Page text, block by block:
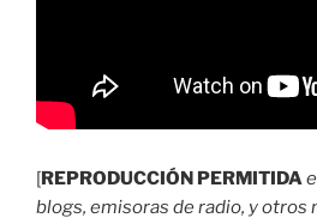
[REPRODUCCIÓN PERMITIDA
blogs, emisoras de radio, y otros